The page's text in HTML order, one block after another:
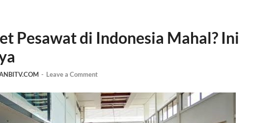
Pesawat di Indonesia Mahal? Ini
- Leave a Comment